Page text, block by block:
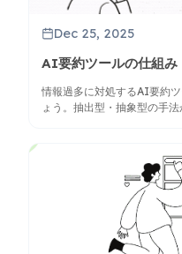
Dec 25, 2025
AI要約ツールの仕組み
情報過多に対処するAI要約
ょう。抽出型・抽象型の手